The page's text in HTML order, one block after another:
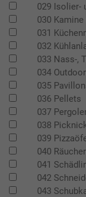
029 Isolier-
030
031
032
033 Nass-,
034
035
036 Pellets
037
038
039
040
041
042
043